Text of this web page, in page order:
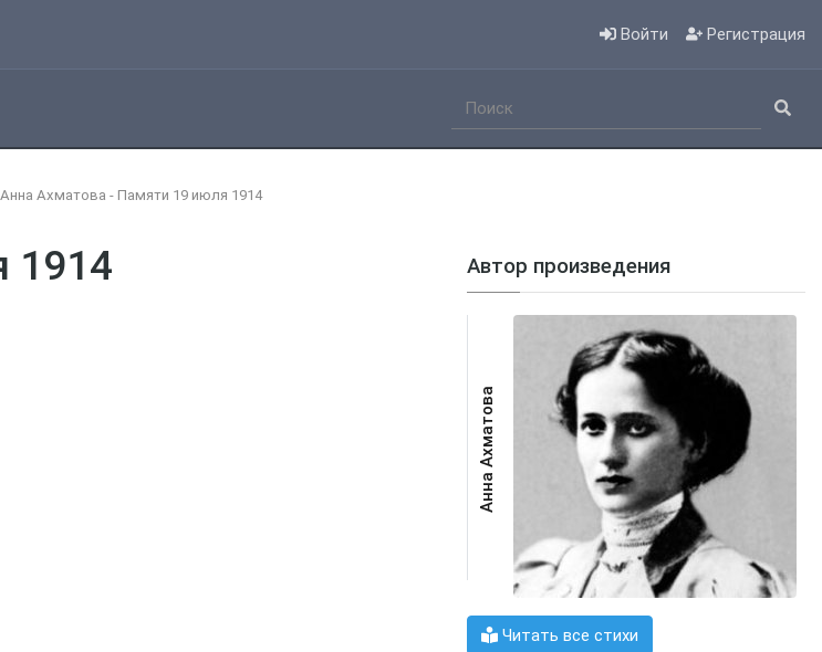
Войти Регистрация
Анна Ахматова - Памяти 19 июля 1914
1914 Автор произведения
Анна Ахматова
Читать все стихи